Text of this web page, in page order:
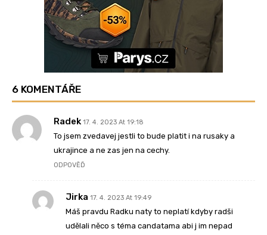
6 KOMENTÁŘE
Radek 17. 4. 2023 At 19:18
To jsem zvedavej jestli to bude platit i na rusaky a
ukrajince a ne zas jen na cechy.
ODPOVĚĎ
Jirka 17. 4. 2023 At 19:49
Máš pravdu Radku naty to neplatí kdyby radši
udělali něco s téma candatama abi j im nepad